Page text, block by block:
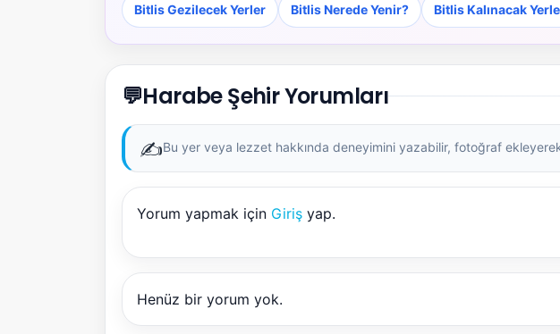
Bitlis Gezilecek Yerler Bitlis Nerede Yenir? Bitlis Kalınacak
💬Harabe Şehir Yorumları
✍️Bu yer veya lezzet hakkında deneyimini yazabilir, fotoğraf
Yorum yapmak için Giriş yap.
Henüz bir yorum yok.